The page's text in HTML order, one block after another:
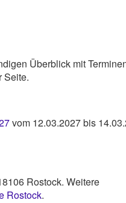
Überblick mit
Seite.
vom 12.03.2027 bis
Rostock. Weitere
Rostock.